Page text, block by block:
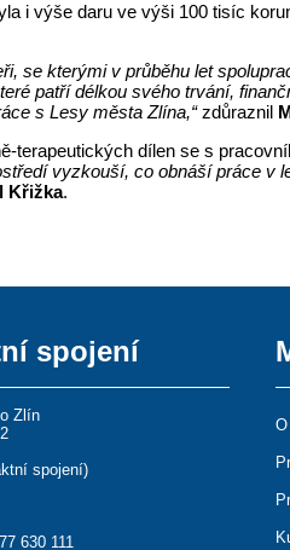
i výše daru ve výši 100 tisíc
se kterými v průběhu let
patří délkou svého trvání,
s Lesy města Zlína,“zdůraznil
terapeutických dílen se s
vyzkouší, co obnáší práce v
Křižka.
spojení
Zlín
spojení)
630 111